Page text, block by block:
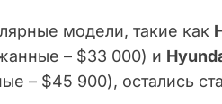
модели, такие как
– $33 000) и
– $45 900), остались